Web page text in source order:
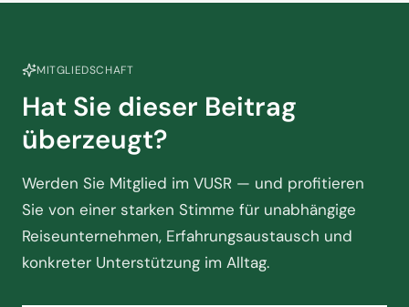
MITGLIEDSCHAFT
Hat Sie dieser Beitrag
überzeugt?
Werden Sie Mitglied im VUSR — und profitieren
Sie von einer starken Stimme für unabhängige
Reiseunternehmen, Erfahrungsaustausch und
konkreter Unterstützung im Alltag.